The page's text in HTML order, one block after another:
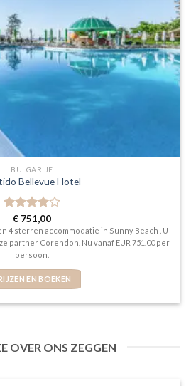
BULGARIJE
Bellevue Hotel
Gewaardeerd
4uit 5
€ 751,00
4 sterren accommodatie in Sunny Beach . U
partner Corendon. Nu vanaf EUR 751.00 per
persoon.
EN BOEKEN
OVER ONS ZEGGEN